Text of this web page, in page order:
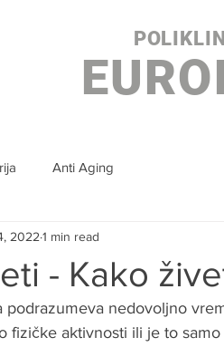
Anti Aging
- Kako
2022 1 min read
podrazumeva nedovoljno
fizičke aktivnosti ili je to